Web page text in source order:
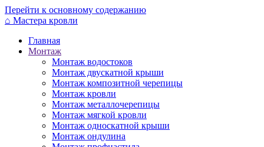
Перейти к основному содержанию
⌂ Мастера кровли
Главная
Монтаж
Монтаж водостоков
Монтаж двускатной крыши
Монтаж композитной черепицы
Монтаж кровли
Монтаж металлочерепицы
Монтаж мягкой кровли
Монтаж односкатной крыши
Монтаж ондулина